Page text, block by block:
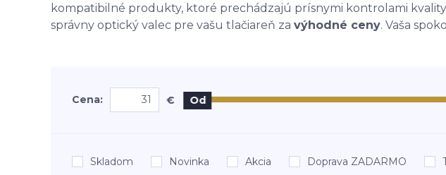
kompatibilné produkty, ktoré prechádzajú prísnymi kontrolami
správny optický valec pre vašu tlačiareň za výhodné ceny. Vaša
Cena: € Od
Skladom Novinka Akcia Doprava ZADARMO